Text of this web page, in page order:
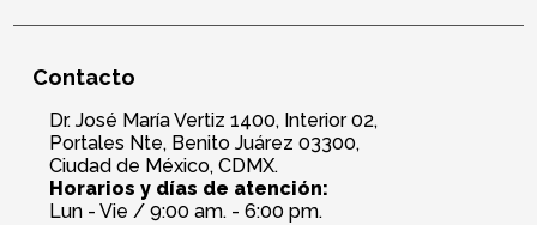
Contacto
Dr. José María Vertiz 1400, Interior 02,
Portales Nte, Benito Juárez 03300,
Ciudad de México, CDMX.
Horarios y días de atención:
Lun - Vie / 9:00 am. - 6:00 pm.